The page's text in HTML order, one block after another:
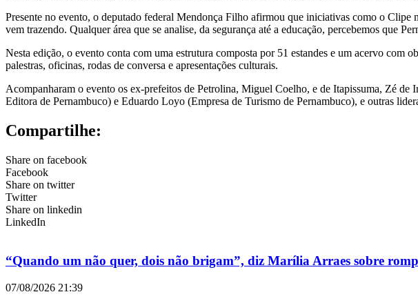
Presente no evento, o deputado federal Mendonça Filho afirmou que iniciativas como o Clipe
vem trazendo. Qualquer área que se analise, da segurança até a educação, percebemos que
Nesta edição, o evento conta com uma estrutura composta por 51 estandes e um acervo com
palestras, oficinas, rodas de conversa e apresentações culturais.
Acompanharam o evento os ex-prefeitos de Petrolina, Miguel Coelho, e de Itapissuma, Zé
Editora de Pernambuco) e Eduardo Loyo (Empresa de Turismo de Pernambuco), e outras
Compartilhe:
Share on facebook
Facebook
Share on twitter
Twitter
Share on linkedin
LinkedIn
“Quando um não quer, dois não brigam”, diz Marília Arraes sobre
07/08/2026 21:39